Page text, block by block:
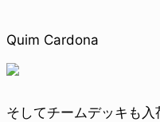
Quim Cardona
そしてチームデッキも入